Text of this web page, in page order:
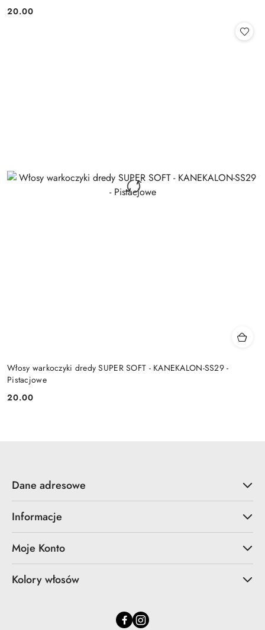
Cena:
20.00
Włosy warkoczyki dredy SUPER SOFT - KANEKALON-SS29 -
Pistacjowe
Cena:
20.00
Dane adresowe
Informacje
Moje Konto
Kolory włosów